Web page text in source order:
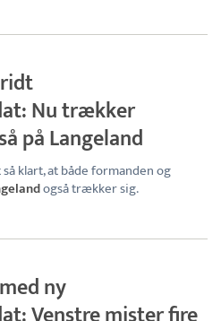
Nu trækker
på Langeland
klart, at både formanden og
også trækker sig.
ny